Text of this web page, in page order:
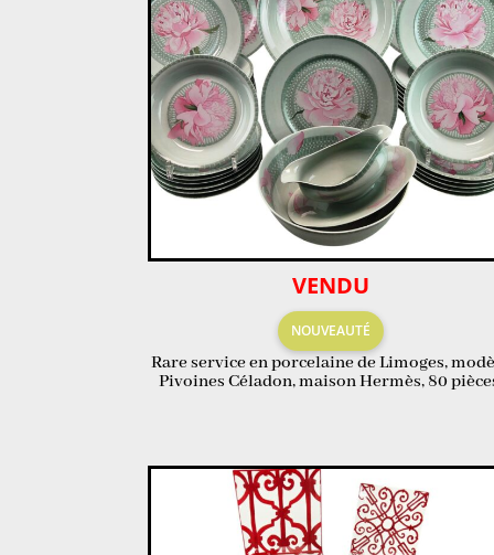
VENDU
NOUVEAUTÉ
Rare service en porcelaine de Limoges,
Pivoines Céladon, maison Hermès, 80